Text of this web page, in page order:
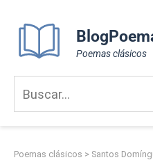
content
Poemas clásicos
Poemas clásicos > Santos